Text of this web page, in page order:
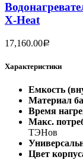
X-Heat
17,160.00Р
Характеристики
Емкость
Материал
Время
Макс.
ТЭНов
Цвет